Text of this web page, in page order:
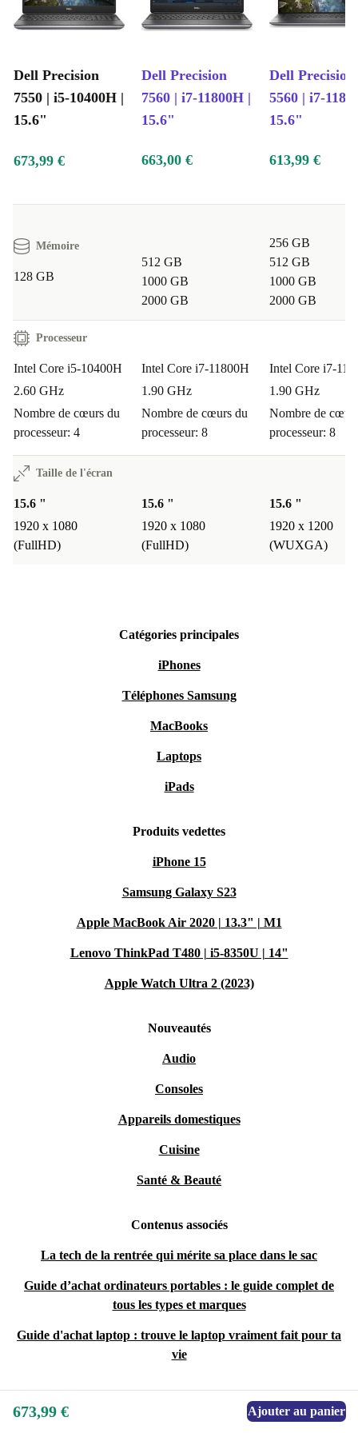
Dell Precision
7550 | i5-10400H |
15.6"
Dell Precision
7560 | i7-11800H |
15.6"
Dell Precision
5560 | i7-
15.6"
673,99 € 663,00 € 613,99 €
Mémoire
128 GB
512 GB
1000 GB
2000 GB
256 GB
512 GB
1000 GB
2000 GB
Processeur
Intel Core i5-10400H
2.60 GHz
Nombre de cœurs du
processeur: 4
Intel Core i7-11800H
1.90 GHz
Nombre de cœurs du
processeur: 8
Intel Core i7-
1.90 GHz
Nombre de
processeur: 8
Taille de l'écran
15.6 "
1920 x 1080
(FullHD)
15.6 "
1920 x 1080
(FullHD)
15.6 "
1920 x 1200
(WUXGA)
Catégories principales
iPhones
Téléphones Samsung
MacBooks
Laptops
iPads
Produits vedettes
iPhone 15
Samsung Galaxy S23
Apple MacBook Air 2020 | 13.3" | M1
Lenovo ThinkPad T480 | i5-8350U | 14"
Apple Watch Ultra 2 (2023)
Nouveautés
Audio
Consoles
Appareils domestiques
Cuisine
Santé & Beauté
Contenus associés
La tech de la rentrée qui mérite sa place dans le sac
Guide d’achat ordinateurs portables : le guide complet de
tous les types et marques
Guide d'achat laptop : trouve le laptop vraiment fait pour ta
vie
673,99 € Ajouter au panier